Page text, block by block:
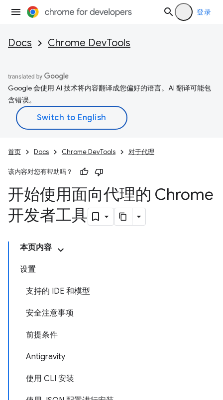
登录
Docs Chrome DevTools
Google 会使用 AI 技术将内容翻译成您偏好的语言。AI 翻译可能包
含错误。
首页 Docs Chrome DevTools 对于代理
该内容对您有帮助吗？
开始使用面向代理的 Chrome
开发者工具
本页内容
设置
支持的 IDE 和模型
安全注意事项
前提条件
Antigravity
使用 CLI 安装